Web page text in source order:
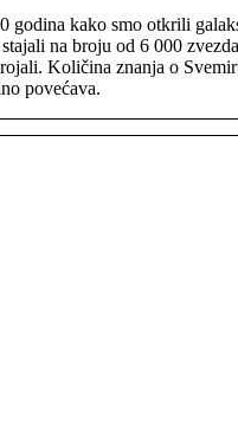
godina kako smo otkrili
na broju od 6 000
Količina znanja o
povećava.